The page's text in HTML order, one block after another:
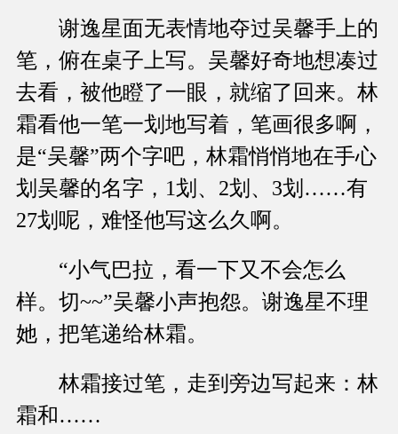
谢逸星面无表情地夺过吴馨手上的
笔，俯在桌子上写。吴馨好奇地想凑过
去看，被他瞪了一眼，就缩了回来。林
霜看他一笔一划地写着，笔画很多啊，
是“吴馨”两个字吧，林霜悄悄地在手心
划吴馨的名字，1划、2划、3划……有
27划呢，难怪他写这么久啊。
“小气巴拉，看一下又不会怎么
样。切~~”吴馨小声抱怨。谢逸星不理
她，把笔递给林霜。
林霜接过笔，走到旁边写起来：林
霜和……